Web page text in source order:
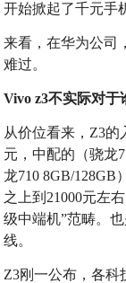
开始掀起了千元手
来看，在华为公司
难过。
Vivo z3不实际对
从价位看来，Z3的
元，中配的（骁龙
龙710 8GB/128GB
之上到21000元左
级中端机”范畴。
线。
Z3刚一公布，各科